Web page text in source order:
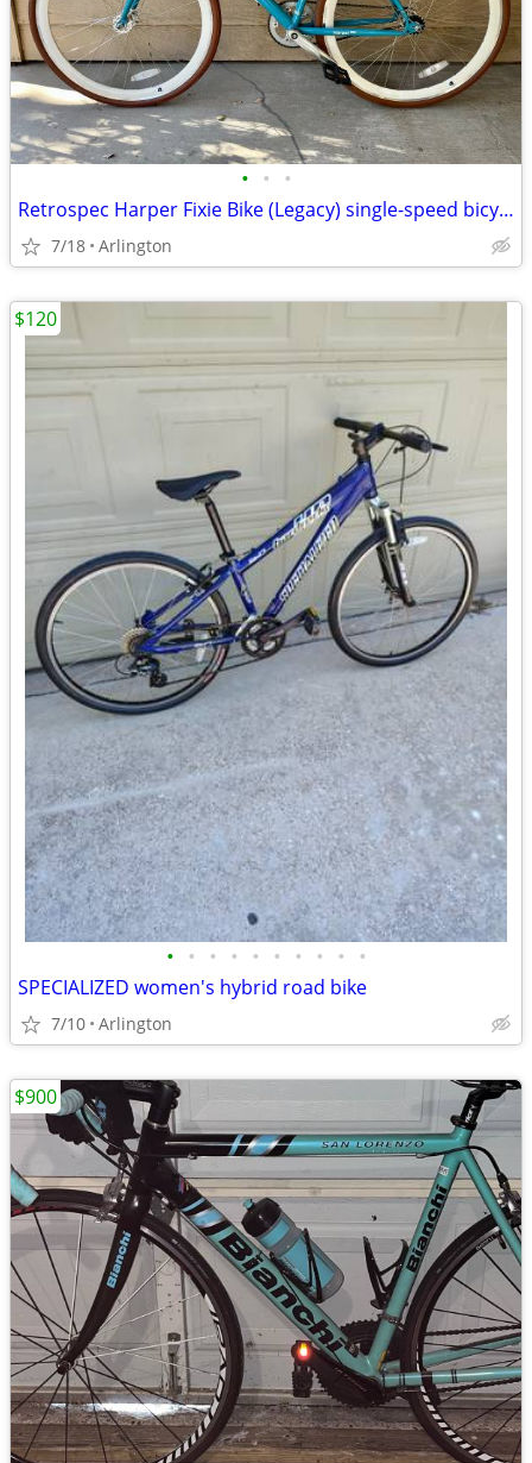
• • •
Retrospec Harper Fixie Bike (Legacy) single-speed bicycle
7/18 Arlington
• • • • • • • • • •
SPECIALIZED women's hybrid road bike
7/10 Arlington
$120
$900